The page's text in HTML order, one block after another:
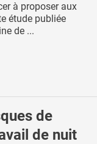
à proposer aux
étude publiée
de ...
de
de nuit